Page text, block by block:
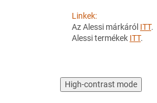
Linkek:
Az Alessi márkáról ITT.
Alessi termékek ITT.
High-contrast mode